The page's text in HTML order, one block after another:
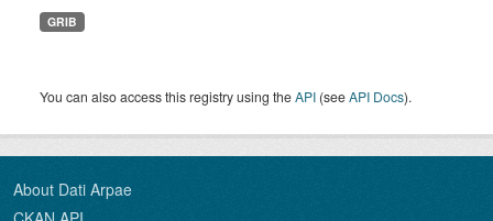
GRIB
You can also access this registry using theAPI (seeAPI Docs).
About Dati Arpae